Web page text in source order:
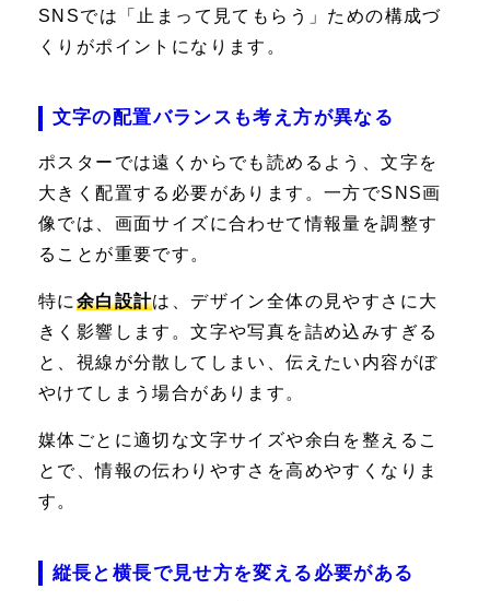
SNSでは「止まって見てもらう」ための構成づ
くりがポイントになります。
文字の配置バランスも考え方が異なる
ポスターでは遠くからでも読めるよう、文字を
大きく配置する必要があります。一方でSNS画
像では、画面サイズに合わせて情報量を調整す
ることが重要です。
特に 余白設計は、デザイン全体の見やすさに大
きく影響します。文字や写真を詰め込みすぎる
と、視線が分散してしまい、伝えたい内容がぼ
やけてしまう場合があります。
媒体ごとに適切な文字サイズや余白を整えるこ
とで、情報の伝わりやすさを高めやすくなりま
す。
縦長と横長で見せ方を変える必要がある